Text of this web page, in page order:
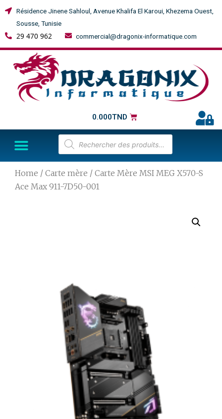
Résidence Jinene Sahloul, Avenue Khalifa El Karoui, Khezema Ouest,
Sousse, Tunisie
29 470 962 commercial@dragonix-informatique.com
0.000TND
Home / Carte mère / Carte Mère MSI MEG X570-S
Ace Max 911-7D50-001